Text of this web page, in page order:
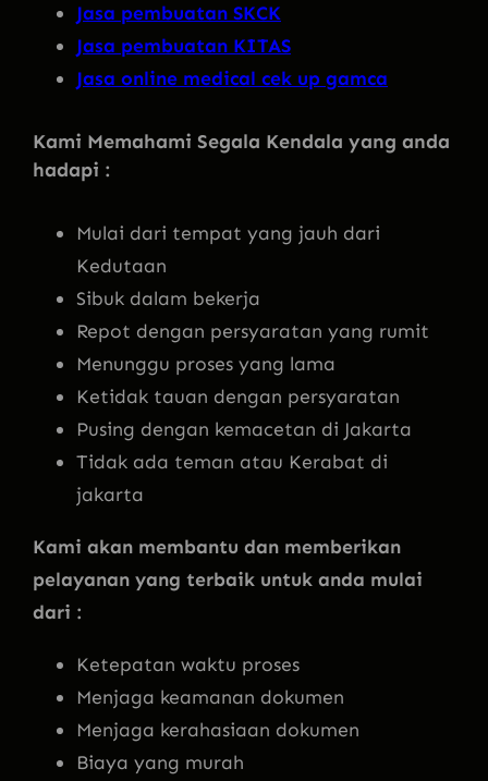
Jasa pembuatan SKCK
Jasa pembuatan KITAS
Jasa online medical cek up gamca
Kami Memahami Segala Kendala yang anda
hadapi :
Mulai dari tempat yang jauh dari
Kedutaan
Sibuk dalam bekerja
Repot dengan persyaratan yang rumit
Menunggu proses yang lama
Ketidak tauan dengan persyaratan
Pusing dengan kemacetan di Jakarta
Tidak ada teman atau Kerabat di
jakarta
Kami akan membantu dan memberikan
pelayanan yang terbaik untuk anda mulai
dari :
Ketepatan waktu proses
Menjaga keamanan dokumen
Menjaga kerahasiaan dokumen
Biaya yang murah